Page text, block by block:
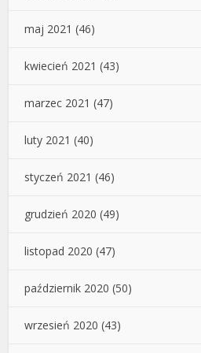
maj 2021 (46)
kwiecień 2021 (43)
marzec 2021 (47)
luty 2021 (40)
styczeń 2021 (46)
grudzień 2020 (49)
listopad 2020 (47)
październik 2020 (50)
wrzesień 2020 (43)